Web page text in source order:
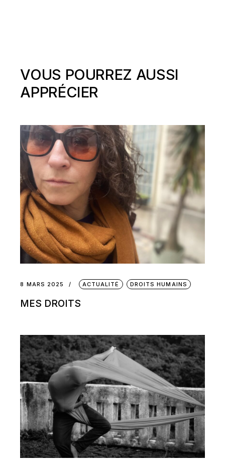
VOUS POURREZ AUSSI
APPRÉCIER
8 MARS 2025 ACTUALITÉ DROITS HUMAINS
MES DROITS